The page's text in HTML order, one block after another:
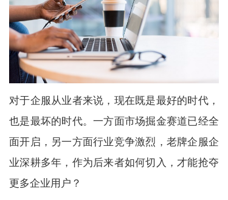
对于企服从业者来说，现在既是最好的时代，
也是最坏的时代。一方面市场掘金赛道已经全
面开启，另一方面行业竞争激烈，老牌企服企
业深耕多年，作为后来者如何切入，才能抢夺
更多企业用户？